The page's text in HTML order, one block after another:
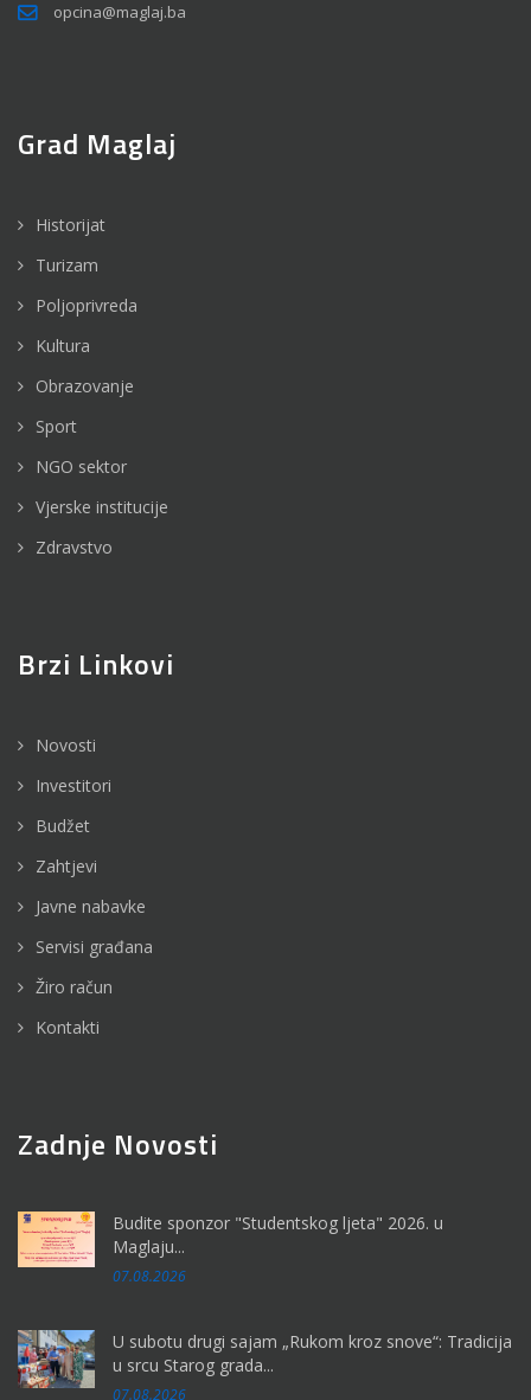
opcina@maglaj.ba
Grad Maglaj
Historijat
Turizam
Poljoprivreda
Kultura
Obrazovanje
Sport
NGO sektor
Vjerske institucije
Zdravstvo
Brzi Linkovi
Novosti
Investitori
Budžet
Zahtjevi
Javne nabavke
Servisi građana
Žiro račun
Kontakti
Zadnje Novosti
Budite sponzor "Studentskog ljeta" 2026. u
Maglaju...
07.08.2026
U subotu drugi sajam „Rukom kroz snove“: Tradicija
u srcu Starog grada...
07.08.2026